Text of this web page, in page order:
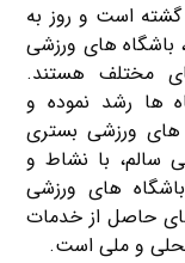
گشته است و روز به
باشگاه های ورزشی
مختلف هستند.
ها رشد نموده و
های ورزشی بستری
سالم، با نشاط و
باشگاه های ورزشی
حاصل از خدمات
محلی و ملی است.